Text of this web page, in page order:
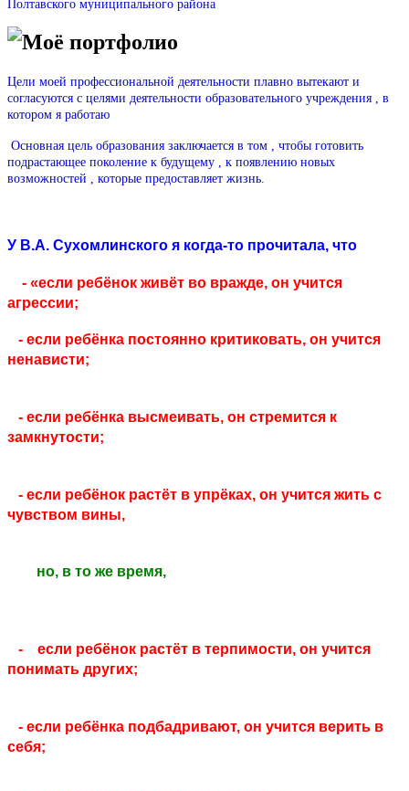
Полтавского муниципального района
Моё портфолио
Цели моей профессиональной деятельности плавно вытекают и
согласуются с целями деятельности образовательного учреждения , в
котором я работаю
Основная цель образования заключается в том , чтобы готовить
подрастающее поколение к будущему , к появлению новых
возможностей , которые предоставляет жизнь.
У В.А. Сухомлинского я когда-то прочитала, что
- «если ребёнок живёт во вражде, он учится
агрессии;
- если ребёнка постоянно критиковать, он учится
ненависти;
- если ребёнка высмеивать, он стремится к
замкнутости;
- если ребёнок растёт в упрёках, он учится жить с
чувством вины,
но, в то же время,
- если ребёнок растёт в терпимости, он учится
понимать других;
- если ребёнка подбадривают, он учится верить в
себя;